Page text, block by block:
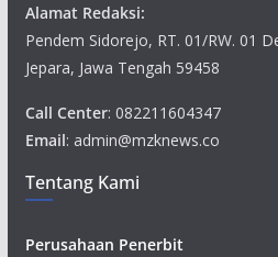
Alamat Redaksi:
Pendem Sidorejo, RT. 01/RW. 01
Jepara, Jawa Tengah 59458
Call Center: 082211604347
Email: admin@mzknews.co
Tentang Kami
Perusahaan Penerbit